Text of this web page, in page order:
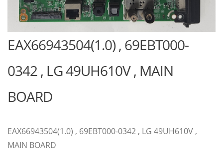
EAX66943504(1.0) , 69EBT000-
0342 , LG 49UH610V , MAIN
BOARD
EAX66943504(1.0) , 69EBT000-0342 , LG 49UH610V ,
MAIN BOARD